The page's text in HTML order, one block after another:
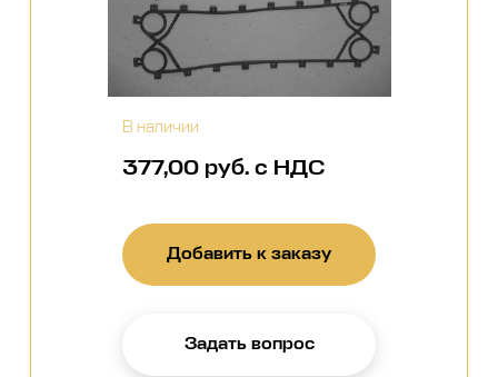
В наличии
377,00 руб. с НДС
Добавить к заказу
Задать вопрос